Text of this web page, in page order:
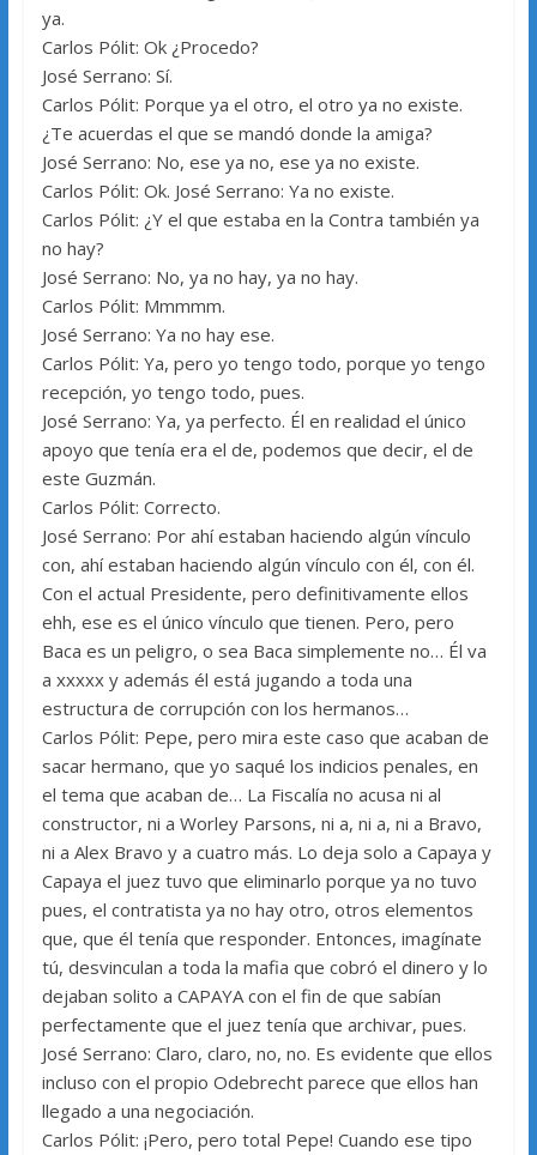
ya.
Carlos Pólit: Ok ¿Procedo?
José Serrano: Sí.
Carlos Pólit: Porque ya el otro, el otro ya no existe.
¿Te acuerdas el que se mandó donde la amiga?
José Serrano: No, ese ya no, ese ya no existe.
Carlos Pólit: Ok. José Serrano: Ya no existe.
Carlos Pólit: ¿Y el que estaba en la Contra también ya
no hay?
José Serrano: No, ya no hay, ya no hay.
Carlos Pólit: Mmmmm.
José Serrano: Ya no hay ese.
Carlos Pólit: Ya, pero yo tengo todo, porque yo tengo
recepción, yo tengo todo, pues.
José Serrano: Ya, ya perfecto. Él en realidad el único
apoyo que tenía era el de, podemos que decir, el de
este Guzmán.
Carlos Pólit: Correcto.
José Serrano: Por ahí estaban haciendo algún vínculo
con, ahí estaban haciendo algún vínculo con él, con él.
Con el actual Presidente, pero definitivamente ellos
ehh, ese es el único vínculo que tienen. Pero, pero
Baca es un peligro, o sea Baca simplemente no… Él va
a xxxxx y además él está jugando a toda una
estructura de corrupción con los hermanos…
Carlos Pólit: Pepe, pero mira este caso que acaban de
sacar hermano, que yo saqué los indicios penales, en
el tema que acaban de… La Fiscalía no acusa ni al
constructor, ni a Worley Parsons, ni a, ni a, ni a Bravo,
ni a Alex Bravo y a cuatro más. Lo deja solo a Capaya y
Capaya el juez tuvo que eliminarlo porque ya no tuvo
pues, el contratista ya no hay otro, otros elementos
que, que él tenía que responder. Entonces, imagínate
tú, desvinculan a toda la mafia que cobró el dinero y lo
dejaban solito a CAPAYA con el fin de que sabían
perfectamente que el juez tenía que archivar, pues.
José Serrano: Claro, claro, no, no. Es evidente que ellos
incluso con el propio Odebrecht parece que ellos han
llegado a una negociación.
Carlos Pólit: ¡Pero, pero total Pepe! Cuando ese tipo